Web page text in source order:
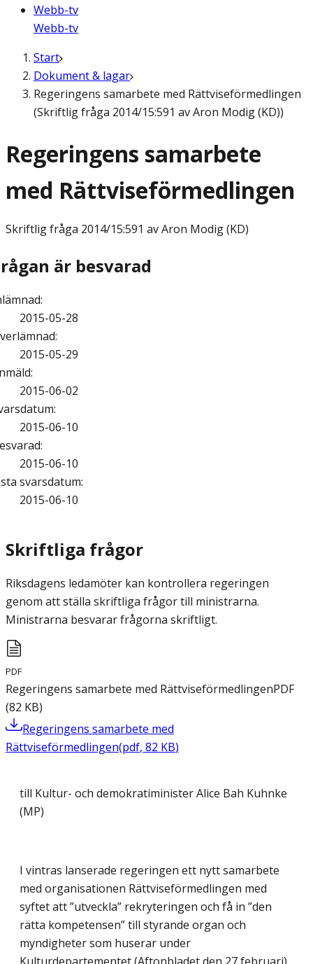
Webb-tv
Webb-tv
Start
Dokument & lagar
Regeringens samarbete med Rättviseförmedlingen
(Skriftlig fråga 2014/15:591 av Aron Modig (KD))
Regeringens samarbete
med Rättviseförmedlingen
Skriftlig fråga 2014/15:591 av Aron Modig (KD)
är besvarad
:
2015-05-28
:
2015-05-29
:
2015-06-02
:
2015-06-10
:
2015-06-10
svarsdatum:
2015-06-10
Skriftliga frågor
Riksdagens ledamöter kan kontrollera regeringen
genom att ställa skriftliga frågor till ministrarna.
Ministrarna besvarar frågorna skriftligt.
PDF
Regeringens samarbete med RättviseförmedlingenPDF
(82 KB)
Regeringens samarbete med
Rättviseförmedlingen(pdf, 82 KB)
till Kultur- och demokratiminister Alice Bah Kuhnke
(MP)
I vintras lanserade regeringen ett nytt samarbete
med organisationen Rättviseförmedlingen med
syftet att ”utveckla” rekryteringen och få in ”den
rätta kompetensen” till styrande organ och
myndigheter som huserar under